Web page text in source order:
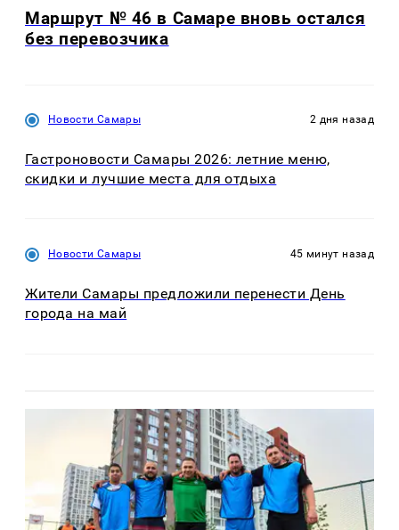
Маршрут № 46 в Самаре вновь остался
без перевозчика
Новости Самары 2 дня назад
Гастроновости Самары 2026: летние меню,
скидки и лучшие места для отдыха
Новости Самары 45 минут назад
Жители Самары предложили перенести День
города на май